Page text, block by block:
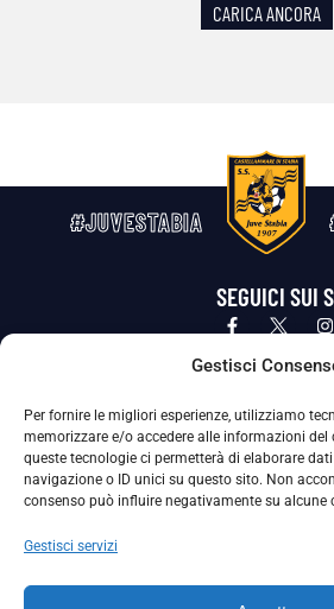
Gestisci
Per fornire le migliori esperienze, utilizziamo
memorizzare e/o accedere alle informazioni del
queste tecnologie ci permetterà di elaborare
navigazione o ID unici su questo sito. Non
consenso può influire negativamente su alcune
Gestisci servizi
CARICA ANCORA
#JUVESTABIA
SEGUICI SUI
Privacy Policy Cookie Policy
La Società ha nominato il Responsabile della Protezione dei Dati Personali
adottate dalla nostra Società per tutelare i Suoi
Per contattare il DPO può scrivere a